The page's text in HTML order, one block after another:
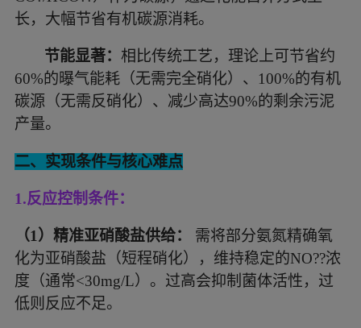
长，大幅节省有机碳源消耗。
节能显著： 相比传统工艺，理论上可节省约
60%的曝气能耗（无需完全硝化）、100%的有机
碳源（无需反硝化）、减少高达90%的剩余污泥
产量。
二、实现条件与核心难点
1.反应控制条件：
（1 ） 精准亚硝酸盐供给：
需将部分氨氮精确氧
化为亚硝酸盐（短程硝化），维持稳定的NO??浓
度（通常<30mg/L）。过高会抑制菌体活性，过
低则反应不足。